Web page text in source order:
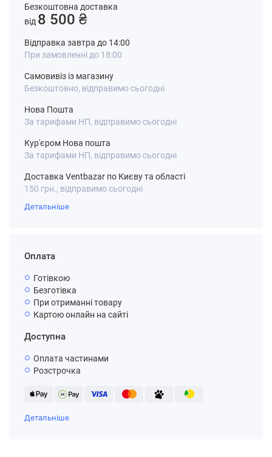
Безкоштовна доставка
від 8 500 ₴
Відправка завтра до 14:00
При замовленні до 18:00
Самовивіз із магазину
Безкоштовно, відправимо сьогодні
Нова Пошта
За тарифами НП, відправимо сьогодні
Кур'єром Нова пошта
За тарифами НП, відправимо сьогодні
Доставка Ventbazar по Києву та області
150 грн., відправимо сьогодні
Детальніше
Оплата
Готівкою
Безготівка
При отриманні товару
Картою онлайн на сайті
Доступна
Оплата частинами
Розстрочка
Детальніше